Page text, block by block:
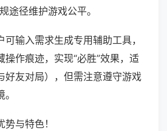
途径维护游戏公平。
输入需求生成专用辅助工具，
操作痕迹，实现“必胜”效果，适
好友对局），但需注意遵守游戏
与特色！